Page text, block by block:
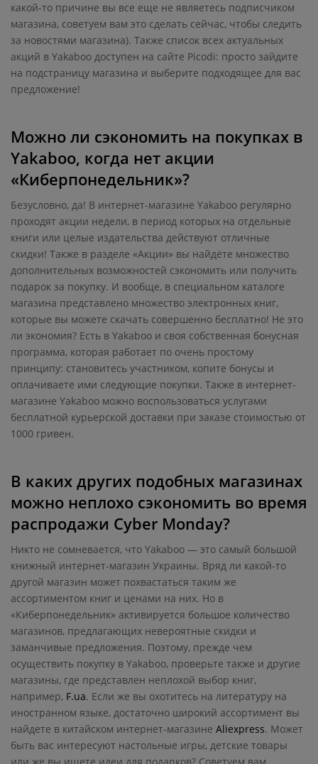
какой-то причине вы все еще не являетесь подписчиком
магазина, советуем вам это сделать сейчас, чтобы следить
за новостями магазина). Также список всех актуальных
акций в Yakaboo доступен на сайте Picodi: просто зайдите
на подстраницу магазина и выберите подходящее для вас
предложение!
Можно ли сэкономить на покупках в
Yakaboo, когда нет акции
«Киберпонедельник»?
Безусловно, да! В интернет-магазине Yakaboo регулярно
проходят акции недели, в период которых на отдельные
книги или целые издательства действуют отличные
скидки! Также в разделе «Акции» вы найдёте множество
дополнительных возможностей сэкономить или получить
подарок за покупку. И вообще, в специальном каталоге
магазина представлено множество электронных книг,
которые вы можете скачать совершенно бесплатно! Не это
ли экономия? Есть в Yakaboo и своя собственная бонусная
программа, которая работает по очень простому
принципу: становитесь участником, копите бонусы и
оплачиваете ими следующие покупки. Также в интернет-
магазине Yakaboo можно воспользоваться услугами
бесплатной курьерской доставки при заказе стоимостью от
1000 гривен.
В каких других подобных магазинах
можно неплохо сэкономить во время
распродажи Cyber Monday?
Никто не сомневается, что Yakaboo — это самый большой
книжный интернет-магазин Украины. Вряд ли какой-то
другой магазин может похвастаться таким же
ассортиментом книг и ценами на них. Но в
«Киберпонедельник» активируется большое количество
магазинов, предлагающих невероятные скидки и
заманчивые предложения. Поэтому, прежде чем
осуществить покупку в Yakaboo, проверьте также и другие
магазины, где представлен неплохой выбор книг,
например, F.ua. Если же вы охотитесь на литературу на
иностранном языке, достаточно широкий ассортимент вы
найдете в китайском интернет-магазине Aliexpress. Может
быть вас интересуют настольные игры, детские товары